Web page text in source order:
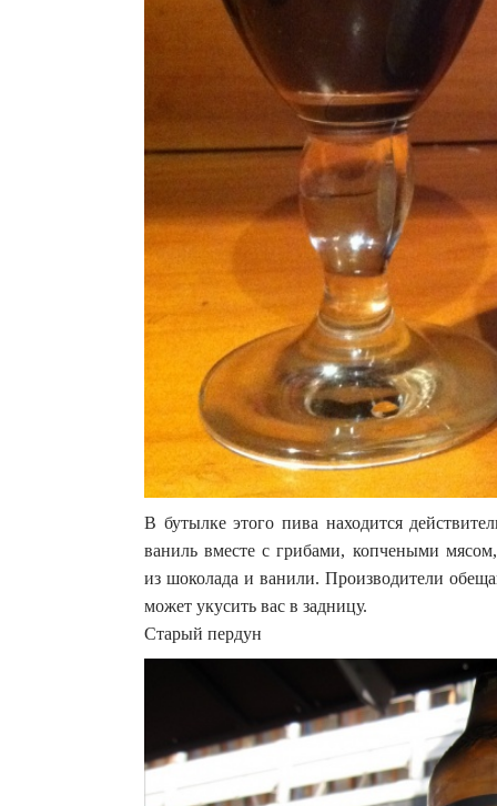
В бутылке этого пива находится
ваниль вместе с грибами, копчеными
из шоколада и ванили. Производители
может укусить вас в задницу.
Старый пердун